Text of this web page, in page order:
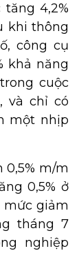
4,2%
khi thông
công cụ
khả năng
cuộc
và chỉ có
một nhịp
0,5% m/m
0,5% ở
mức giảm
tháng 7
nghiệp